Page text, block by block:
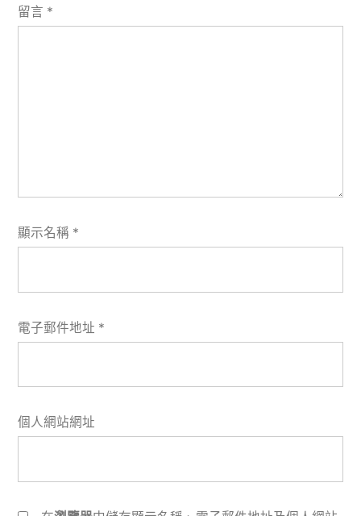
留言 *
顯示名稱 *
電子郵件地址 *
個人網站網址